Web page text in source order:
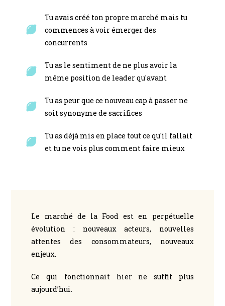
Tu avais créé ton propre marché mais tu
commences à voir émerger des
concurrents
Tu as le sentiment de ne plus avoir la
même position de leader qu'avant
Tu as peur que ce nouveau cap à passer ne
soit synonyme de sacrifices
Tu as déjà mis en place tout ce qu'il fallait
et tu ne vois plus comment faire mieux
Le marché de la Food est en perpétuelle
évolution : nouveaux acteurs, nouvelles
attentes des consommateurs, nouveaux
enjeux.
Ce qui fonctionnait hier ne suffit plus
aujourd’hui.